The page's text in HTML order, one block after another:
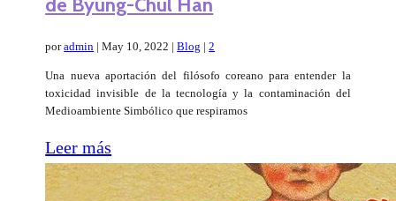
de Byung-Chul Han
poradmin |May 10, 2022 |Blog |2
Una nueva aportación del filósofo coreano para entender la
toxicidad invisible de la tecnología y la contaminación del
Medioambiente Simbólico que respiramos
Leer más